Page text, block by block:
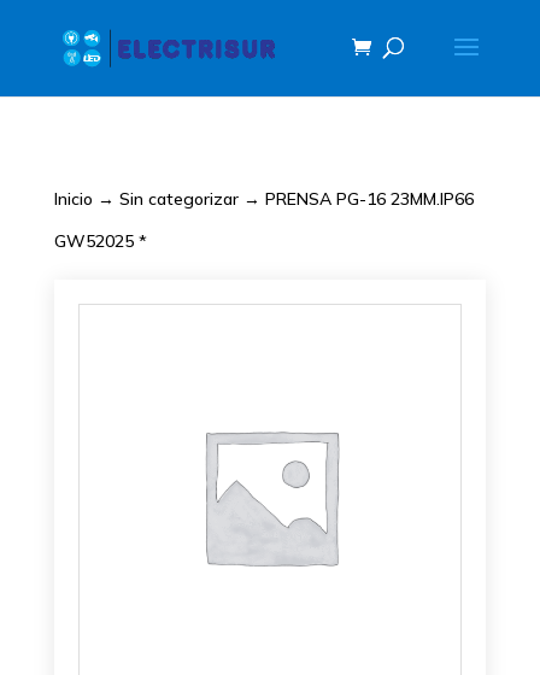
Inicio → Sin categorizar→ PRENSA PG-16 23MM.IP66
GW52025 *